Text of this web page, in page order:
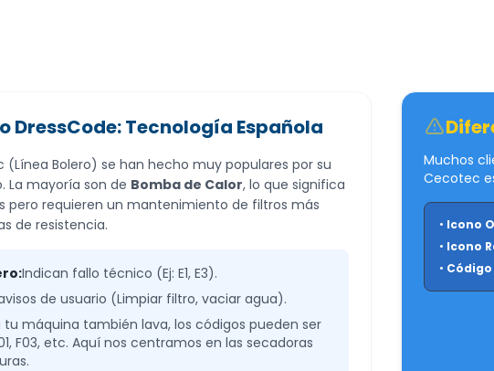
DressCode: Tecnología Española
(Línea Bolero) se han hecho muy populares por su
La mayoría son de Bomba de Calor, lo que significa
pero requieren un mantenimiento de filtros más
de resistencia.
Indican fallo técnico (Ej: E1, E3).
de usuario (Limpiar filtro, vaciar agua).
tu máquina también lava, los códigos pueden ser
F03, etc. Aquí nos centramos en las secadoras
Muchos
Cecotec
• Icono
• Icono
• Código